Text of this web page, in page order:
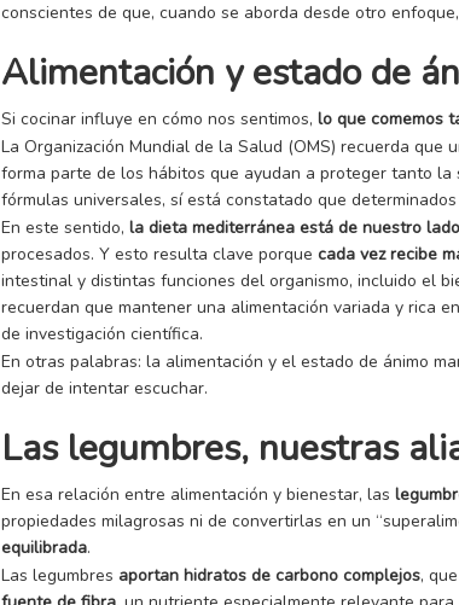
conscientes de que, cuando se aborda desde otro
Alimentación y estado de
Si cocinar influye en cómo nos sentimos,lo que comemos
La Organización Mundial de la Salud (OMS) recuerda
forma parte de los hábitos que ayudan a proteger tanto
fórmulas universales, sí está constatado que
En este sentido,la dieta mediterránea está de nuestro
procesados. Y esto resulta clave porquecada vez recibe
intestinal y distintas funciones del organismo, incluido el
recuerdan que mantener una alimentación variada y rica
de investigación científica.
En otras palabras: la alimentación y el estado de ánimo
dejar de intentar escuchar.
Las legumbres, nuestras
En esa relación entre alimentación y bienestar, las
propiedades milagrosas ni de convertirlas en un
equilibrada.
Las legumbres aportan hidratos de carbono complejos,